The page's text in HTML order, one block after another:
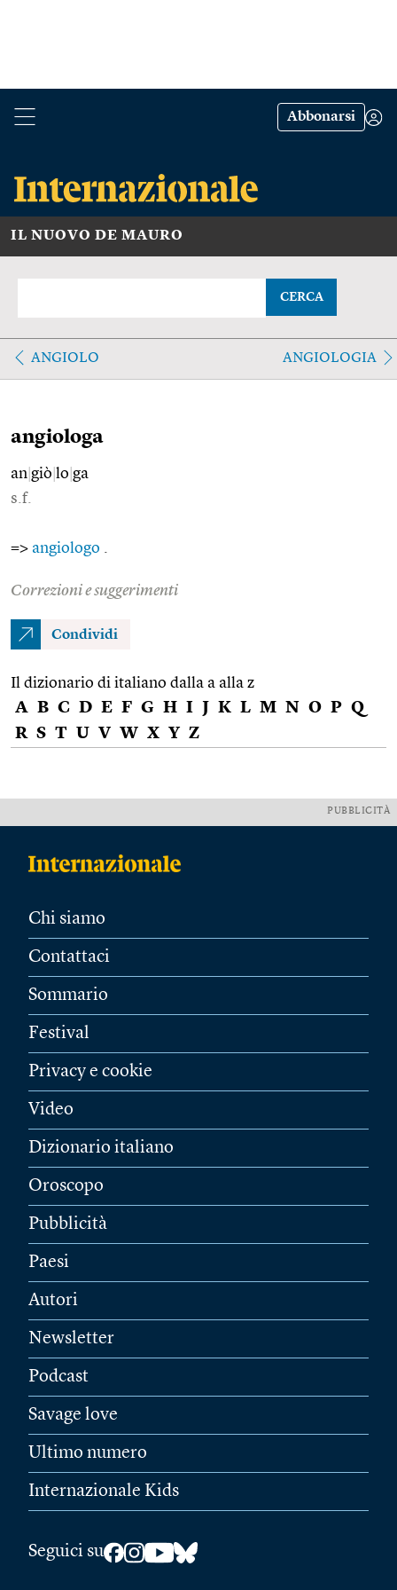
Abbonarsi
IL NUOVO DE MAURO
CERCA
ANGIOLO ANGIOLOGIA
angiologa
an giò lo ga
s.f.
=> angiologo
Correzioni e suggerimenti
Condividi
Il dizionario di italiano dalla a alla z
A B C D E F G H I J K L M N O P Q
R S T U V W X Y Z
PUBBLICITÀ
Chi siamo
Contattaci
Sommario
Festival
Privacy e cookie
Video
Dizionario italiano
Oroscopo
Pubblicità
Paesi
Autori
Newsletter
Podcast
Savage love
Ultimo numero
Internazionale Kids
Seguici su